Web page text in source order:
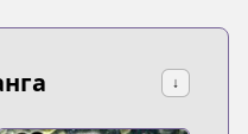
↓